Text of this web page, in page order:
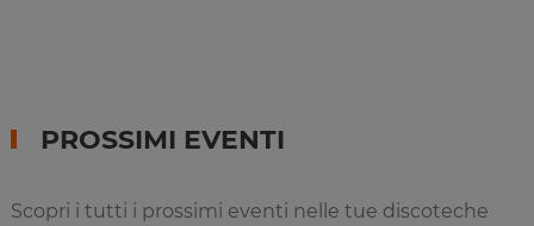
PROSSIMI EVENTI
Scopri i tutti i prossimi eventi nelle tue discoteche